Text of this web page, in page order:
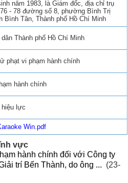
năm 1983, là Giám đốc, địa chỉ trụ
- 78 đường số 8, phường Bình Trị
Bình Tân, Thành phố Hồ Chí Minh
Thành phố Hồ Chí Minh
phạt vi phạm hành chính
hành chính
hiệu lực
Win.pdf
vực
hành chính đối với Công ty
trí Bến Thành, do ông ... (23-